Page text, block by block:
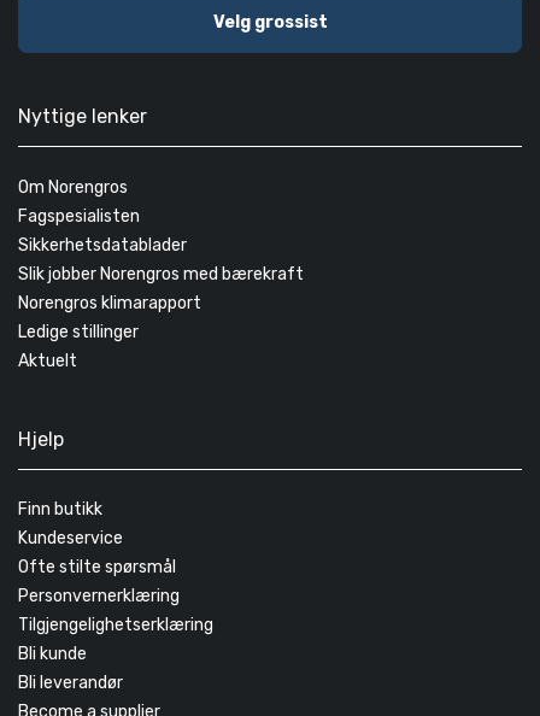
Velg grossist
Nyttige lenker
Om Norengros
Fagspesialisten
Sikkerhetsdatablader
Slik jobber Norengros med bærekraft
Norengros klimarapport
Ledige stillinger
Aktuelt
Hjelp
Finn butikk
Kundeservice
Ofte stilte spørsmål
Personvernerklæring
Tilgjengelighetserklæring
Bli kunde
Bli leverandør